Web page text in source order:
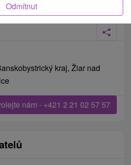
+4
kraj, Žiar nad
nám - +421 2 21 02 57 57
Odmítnut